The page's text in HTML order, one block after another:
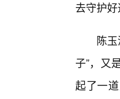
去守护
陈
子”，又
起了一